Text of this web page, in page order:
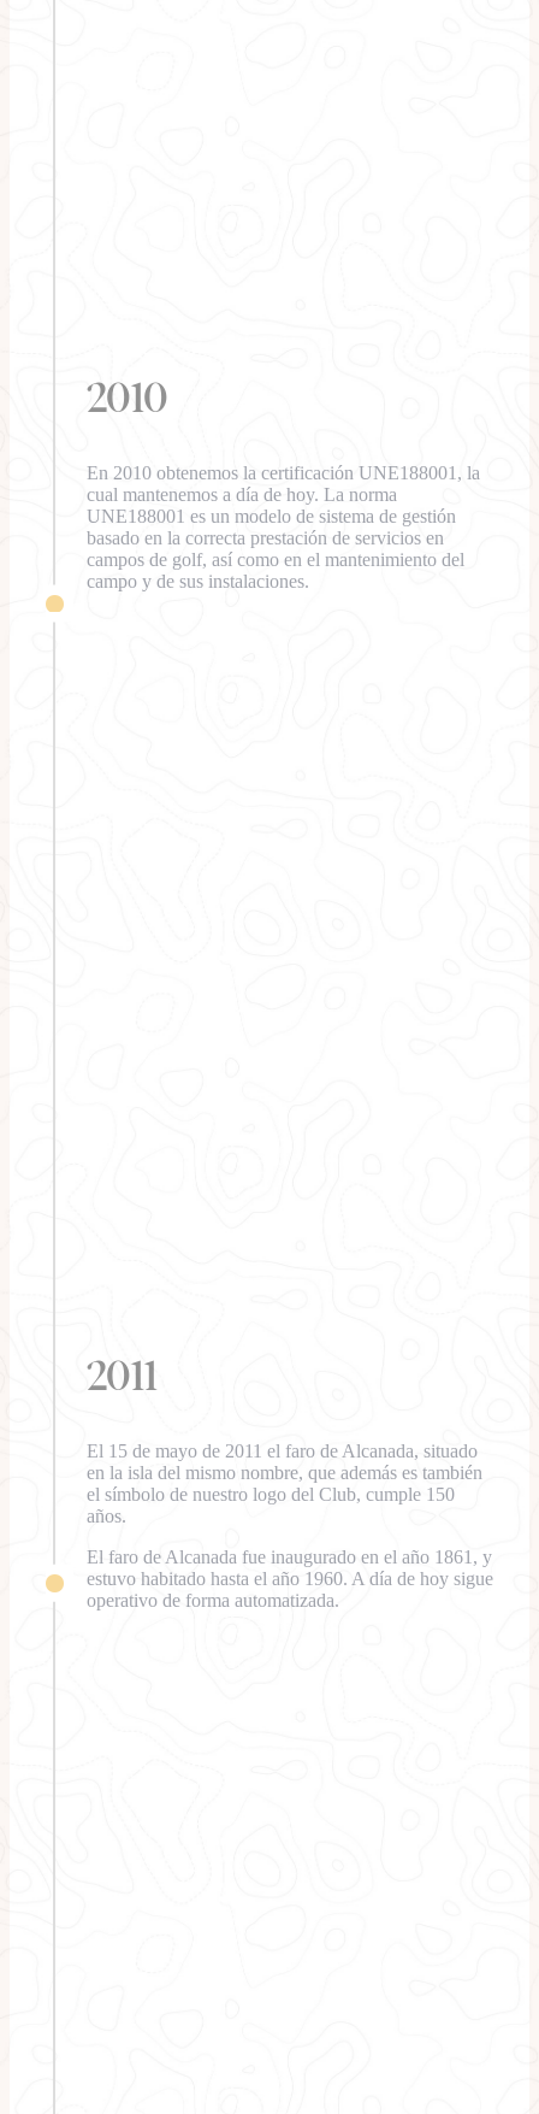
2010
En 2010 obtenemos la certificación UNE188001, la
cual mantenemos a día de hoy. La norma
UNE188001 es un modelo de sistema de gestión
basado en la correcta prestación de servicios en
campos de golf, así como en el mantenimiento del
campo y de sus instalaciones.
2011
El 15 de mayo de 2011 el faro de Alcanada, situado
en la isla del mismo nombre, que además es también
el símbolo de nuestro logo del Club, cumple 150
años.
El faro de Alcanada fue inaugurado en el año 1861, y
estuvo habitado hasta el año 1960. A día de hoy sigue
operativo de forma automatizada.